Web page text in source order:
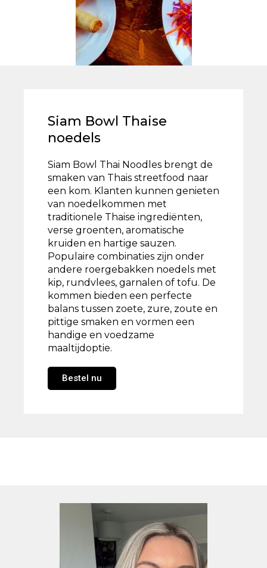
Siam Bowl Thaise
noedels
Siam Bowl Thai Noodles brengt de
smaken van Thais streetfood naar
een kom. Klanten kunnen genieten
van noedelkommen met
traditionele Thaise ingrediënten,
verse groenten, aromatische
kruiden en hartige sauzen.
Populaire combinaties zijn onder
andere roergebakken noedels met
kip, rundvlees, garnalen of tofu. De
kommen bieden een perfecte
balans tussen zoete, zure, zoute en
pittige smaken en vormen een
handige en voedzame
maaltijdoptie.
Bestel nu